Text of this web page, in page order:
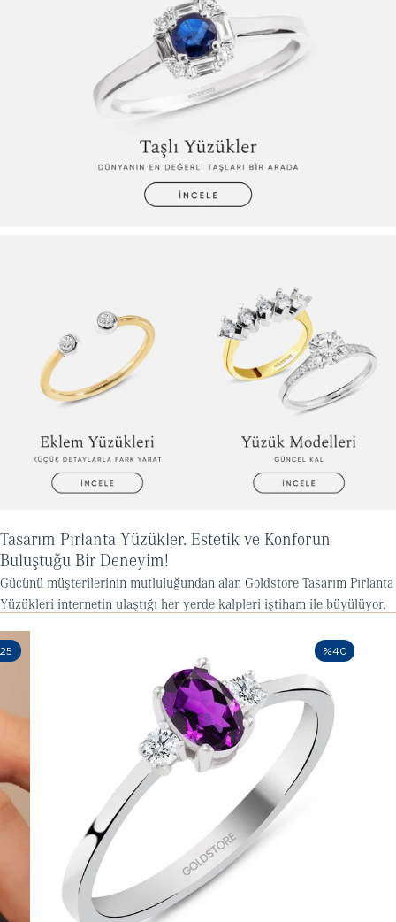
Tasarım Pırlanta Yüzükler. Estetik ve Konforun
Buluştuğu Bir Deneyim!
Gücünü müşterilerinin mutluluğundan alan Goldstore Tasarım Pırlanta
Yüzükleri internetin ulaştığı her yerde kalpleri iştiham ile büyülüyor.
%40